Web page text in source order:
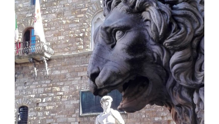
Contatti
Raffaele Gerardi